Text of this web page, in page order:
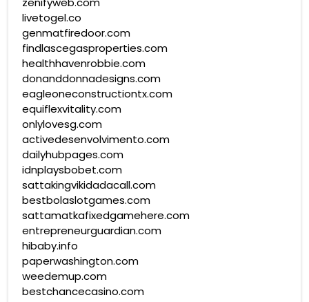
livetogel.co
genmatfiredoor.com
findlascegasproperties.com
healthhavenrobbie.com
donanddonnadesigns.com
eagleoneconstructiontx.com
equiflexvitality.com
onlylovesg.com
activedesenvolvimento.com
dailyhubpages.com
idnplaysbobet.com
sattakingvikidadacall.com
bestbolaslotgames.com
sattamatkafixedgamehere.com
entrepreneurguardian.com
hibaby.info
paperwashington.com
weedemup.com
bestchancecasino.com